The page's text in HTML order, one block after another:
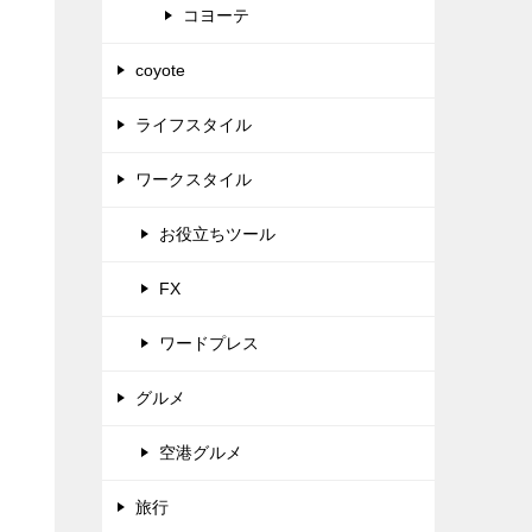
コヨーテ
coyote
ライフスタイル
ワークスタイル
お役立ちツール
FX
ワードプレス
グルメ
空港グルメ
旅行